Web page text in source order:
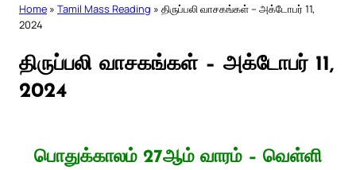
Home » Tamil Mass Reading » திருப்பலி வாசகங்கள் – அக்டோபர் 11,
2024
திருப்பலி வாசகங்கள் – அக்டோபர் 11,
2024
பொதுக்காலம் 27ஆம் வாரம் – வெள்ளி